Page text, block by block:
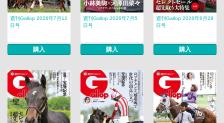
週刊Gallop 2026年7月12
日号
購入
週刊Gallop 2026年7月5
日号
購入
週刊Gallop 2026年6月28
日号
購入